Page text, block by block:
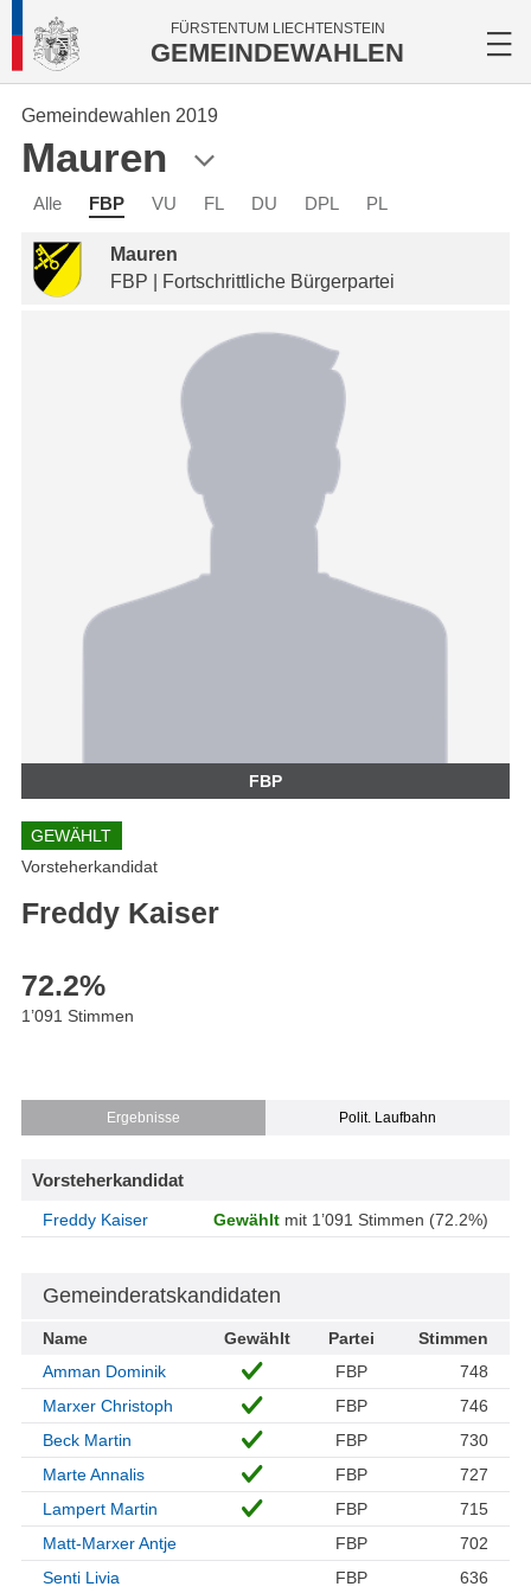
FÜRSTENTUM LIECHTENSTEIN
GEMEINDEWAHLEN
Gemeindewahlen 2019
Mauren
Alle FBP VU FL DU DPL PL
Mauren
FBP | Fortschrittliche Bürgerpartei
FBP
GEWÄHLT
Vorsteherkandidat
Freddy Kaiser
72.2%
1’091 Stimmen
Ergebnisse Polit. Laufbahn
Vorsteherkandidat
Freddy Kaiser Gewählt mit 1’091 Stimmen (72.2%)
Gemeinderatskandidaten
Name Gewählt Partei
Stimmen
Amman Dominik
FBP
748
Marxer Christoph
FBP
746
Beck Martin
FBP
730
Marte Annalis
FBP
727
Lampert Martin
FBP
715
Matt-Marxer Antje
FBP
702
Senti Livia
FBP 636